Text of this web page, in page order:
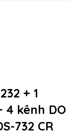
+ 1
4 kênh DO
732 CR